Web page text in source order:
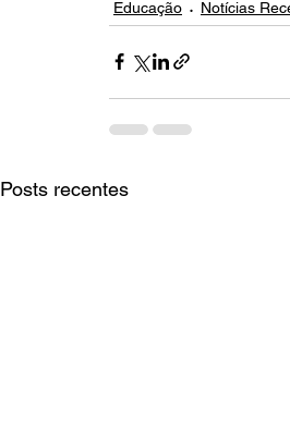
Educação Notícias
Posts recentes